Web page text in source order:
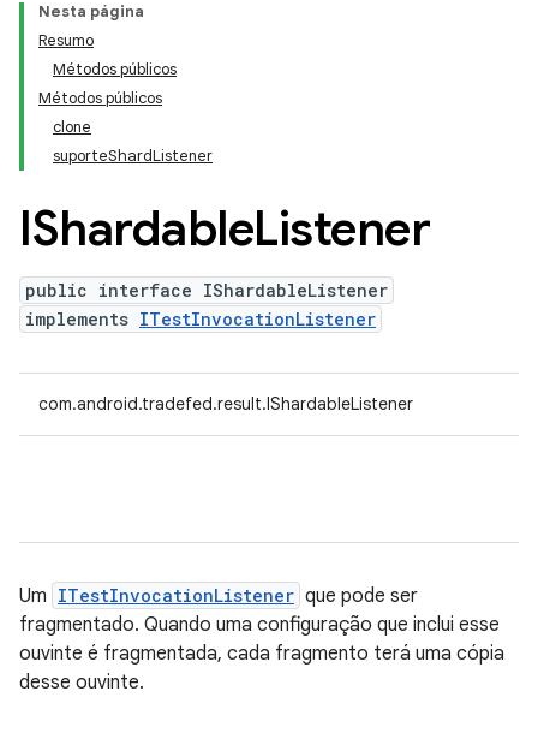
Nesta página
Resumo
Métodos públicos
Métodos públicos
clone
suporteShardListener
IShardableListener
public interface IShardableListener
implements ITestInvocationListener
com.android.tradefed.result.IShardableListener
Um ITestInvocationListener que pode ser
fragmentado. Quando uma configuração que inclui esse
ouvinte é fragmentada, cada fragmento terá uma cópia
desse ouvinte.